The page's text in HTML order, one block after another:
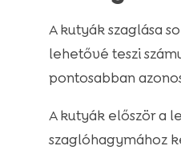
A kutyák szaglása
lehetővé teszi
pontosabban
A kutyák először a
szaglóhagymához